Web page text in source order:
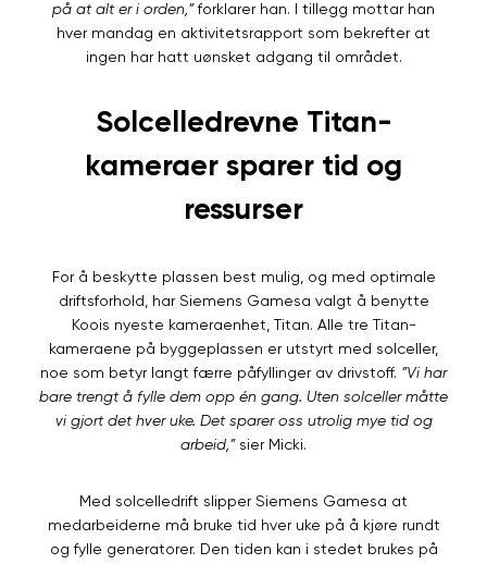
på at alt er i orden,”forklarer han. I tillegg mottar han
hver mandag en aktivitetsrapport som bekrefter at
ingen har hatt uønsket adgang til området.
Solcelledrevne Titan-
kameraer sparer tid og
ressurser
For å beskytte plassen best mulig, og med optimale
driftsforhold, har Siemens Gamesa valgt å benytte
Koois nyeste kameraenhet, Titan. Alle tre Titan-
kameraene på byggeplassen er utstyrt med solceller,
noe som betyr langt færre påfyllinger av drivstoff. ”Vi har
bare trengt å fylle dem opp én gang. Uten solceller måtte
vi gjort det hver uke. Det sparer oss utrolig mye tid og
arbeid,”sier Micki.
Med solcelledrift slipper Siemens Gamesa at
medarbeiderne må bruke tid hver uke på å kjøre rundt
og fylle generatorer. Den tiden kan i stedet brukes på